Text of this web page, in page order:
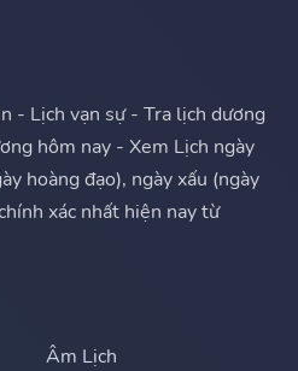
- Lịch vạn sự - Tra lịch dương
hôm nay - Xem Lịch ngày
hoàng đạo), ngày xấu (ngày
xác nhất hiện nay từ
Âm Lịch